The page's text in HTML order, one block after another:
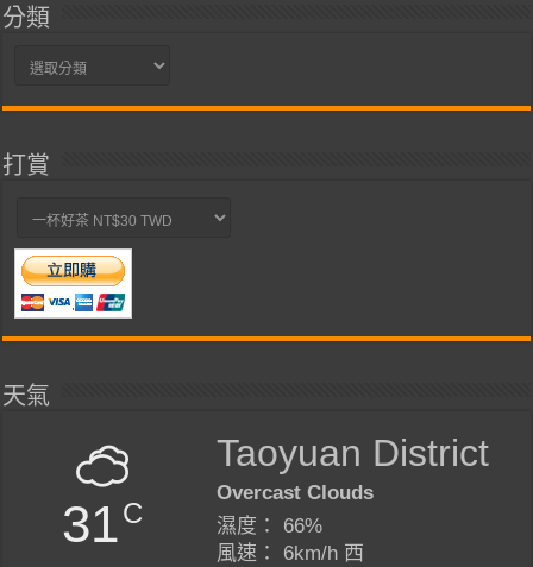
分類
分
打賞
天氣
31C
Taoyuan District
Overcast Clouds
濕度： 66%
風速： 6km/h 西